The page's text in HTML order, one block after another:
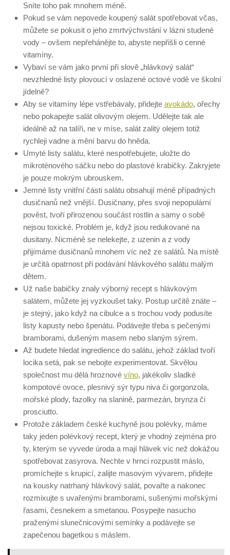
Sníte toho pak mnohem méně.
Pokud se vám nepovede koupený salát spotřebovat včas,
můžete se pokusit o jeho zmrtvýchvstání v lázni studené
vody – ovšem nepřehánějte to, abyste nepřišli o cenné
vitamíny.
Vybaví se vám jako první při slově „hlávkový salát“
nevzhledné listy plovoucí v oslazené octové vodě ve školní
jídelně?
Aby se vitamíny lépe vstřebávaly, přidejte avokádo, ořechy
nebo pokapejte salát olivovým olejem. Udělejte tak ale
ideálně až na talíři, ne v míse, salát zalitý olejem totiž
rychleji vadne a mění barvu do hněda.
Umyté listy salátu, které nespotřebujete, uložte do
mikroténového sáčku nebo do plastové krabičky. Zakryjete
je pouze mokrým ubrouskem.
Jemné listy vnitřní části salátu obsahují méně případných
dusičnanů než vnější. Dusičnany, přes svoji nepopulární
pověst, tvoří přirozenou součást rostlin a samy o sobě
nejsou toxické. Problém je, když jsou redukované na
dusitany. Nicméně se nelekejte, z uzenin a z vody
přijímáme dusičnanů mnohem víc než ze salátů. Na místě
je určitá opatrnost při podávání hlávkového salátu malým
dětem.
Už naše babičky znaly výborný recept s hlávkovým
salátem, můžete jej vyzkoušet taky. Postup určitě znáte –
je stejný, jako když na cibulce a s trochou vody podusíte
listy kapusty nebo špenátu. Podávejte třeba s pečenými
bramborami, dušeným masem nebo slaným sýrem.
Až budete hledat ingredience do salátu, jehož základ tvoří
locika setá, pak se nebojte experimentovat. Skvělou
společnost mu dělá hroznové víno, jakékoliv sladké
kompotové ovoce, plesnivý sýr typu niva či gorgonzola,
mořské plody, fazolky na slanině, parmezán, brynza či
prosciutto.
Protože základem české kuchyně jsou polévky, máme
taky jeden polévkový recept, který je vhodný zejména pro
ty, kterým se vyvede úroda a mají hlávek víc než dokážou
spotřebovat zasyrova. Nechte v hrnci rozpustit máslo,
promíchejte s krupicí, zalijte masovým vývarem, přidejte
na kousky natrhaný hlávkový salát, povařte a nakonec
rozmixujte s uvařenými bramborami, sušenými mořskými
řasami, česnekem a smetanou. Posypejte nasucho
praženými slunečnicovými semínky a podávejte se
zapečenou bagetkou s máslem.